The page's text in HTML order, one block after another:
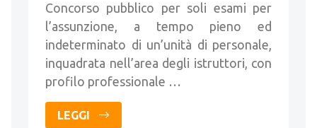
Concorso pubblico per soli esami per
l’assunzione, a tempo pieno ed
indeterminato di un’unità di personale,
inquadrata nell’area degli istruttori, con
profilo professionale …
LEGGI